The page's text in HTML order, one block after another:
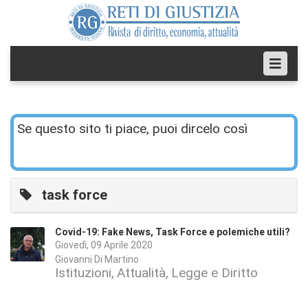
Se questo sito ti piace, puoi dircelo così
task force
Covid-19: Fake News, Task Force e polemiche utili?
Giovedì, 09 Aprile 2020
Giovanni Di Martino
Istituzioni Attualità Legge e Diritto